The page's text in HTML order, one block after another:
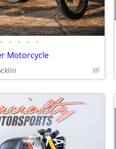
• • • • •
Motorcycle